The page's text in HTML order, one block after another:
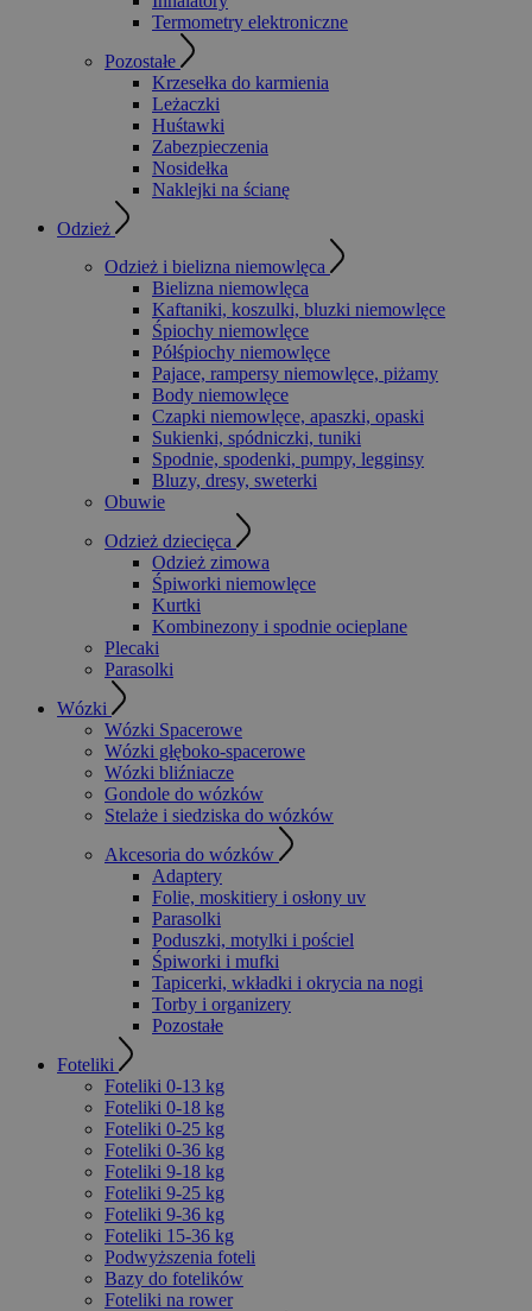
Termometry elektroniczne
Pozostałe
Krzesełka do karmienia
Leżaczki
Huśtawki
Zabezpieczenia
Nosidełka
Naklejki na ścianę
Odzież
Odzież i bielizna niemowlęca
Bielizna niemowlęca
Kaftaniki, koszulki, bluzki niemowlęce
Śpiochy niemowlęce
Półśpiochy niemowlęce
Pajace, rampersy niemowlęce, piżamy
Body niemowlęce
Czapki niemowlęce, apaszki, opaski
Sukienki, spódniczki, tuniki
Spodnie, spodenki, pumpy, legginsy
Bluzy, dresy, sweterki
Obuwie
Odzież dziecięca
Odzież zimowa
Śpiworki niemowlęce
Kurtki
Kombinezony i spodnie ocieplane
Plecaki
Parasolki
Wózki
Wózki Spacerowe
Wózki głęboko-spacerowe
Wózki bliźniacze
Gondole do wózków
Stelaże i siedziska do wózków
Akcesoria do wózków
Adaptery
Folie, moskitiery i osłony uv
Parasolki
Poduszki, motylki i pościel
Śpiworki i mufki
Tapicerki, wkładki i okrycia na nogi
Torby i organizery
Pozostałe
Foteliki
Foteliki 0-13 kg
Foteliki 0-18 kg
Foteliki 0-25 kg
Foteliki 0-36 kg
Foteliki 9-18 kg
Foteliki 9-25 kg
Foteliki 9-36 kg
Foteliki 15-36 kg
Podwyższenia foteli
Bazy do fotelików
Foteliki na rower